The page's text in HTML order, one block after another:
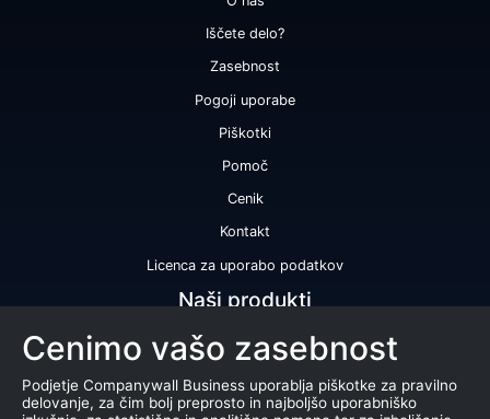
Iščete delo?
Zasebnost
Pogoji uporabe
Piškotki
Pomoč
Cenik
Kontakt
Licenca za uporabo podatkov
Naši produkti
Bonitetna ocena
Bonitetno poročilo
Certifikat bonitetne odličnosti
Cenimo vašo zasebnost
Podjetje Companywall Business uporablja piškotke za pravilno
delovanje, za čim bolj preprosto in najboljšo uporabniško